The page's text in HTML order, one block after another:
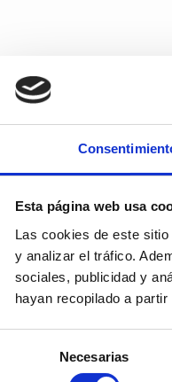
Esta página web usa
Las cookies de este
y analizar el tráfico.
sociales, publicidad y
hayan recopilado a
Necesarias